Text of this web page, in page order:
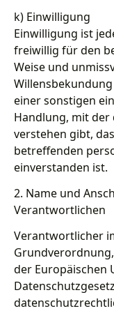
k) Einwilligung
Einwilligung ist
freiwillig für den
Weise und
einer sonstigen
Handlung, mit der
verstehen gibt,
betreffenden
einverstanden ist.
2. Name und
Verantwortlichen
Verantwortlicher
der Europäischen